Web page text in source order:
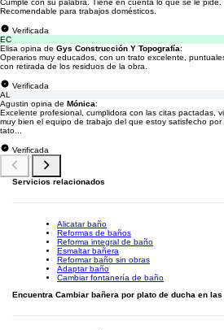
Cumple con su palabra. Tiene en cuenta lo que se le pide.
Recomendable para trabajos domésticos.
Verificada
EC
Elisa opina de Gys Construcción Y Topografía:
Operarios muy educados, con un trato excelente,
con retirada de los residuos de la obra.
Verificada
AL
Agustin opina de Mónica:
Excelente profesional, cumplidora con las citas pactadas,
muy bien el equipo de trabajo del que estoy satisfecho por
tato...
Verificada
Servicios relacionados
Alicatar baño
Reformas de baños
Reforma integral de baño
Esmaltar bañera
Reformar baño sin obras
Adaptar baño
Cambiar fontanería de baño
Encuentra Cambiar bañera por plato de ducha en